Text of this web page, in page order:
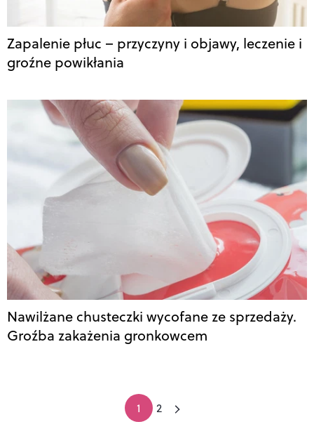
Zapalenie płuc – przyczyny i objawy, leczenie i
groźne powikłania
Nawilżane chusteczki wycofane ze sprzedaży.
Groźba zakażenia gronkowcem
1 2